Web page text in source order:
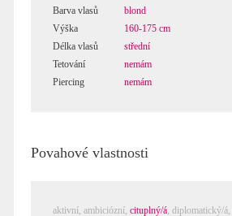
Barva vlasů
blond
Výška
160-175 cm
Délka vlasů
střední
Tetování
nemám
Piercing
nemám
Povahové vlastnosti
aktivní, ambiciózní, cituplný/á, diplomatický/á,